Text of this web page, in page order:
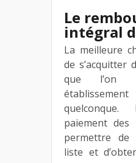
Le
intégral
La meilleure
de s’acquitter
que
paiement
permettre
liste et